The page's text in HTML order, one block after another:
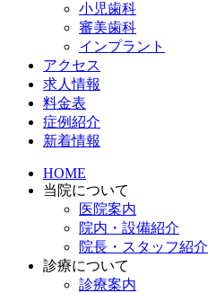
小児歯科
審美歯科
インプラント
アクセス
求人情報
料金表
症例紹介
新着情報
HOME
当院について
医院案内
院内・設備紹介
院長・スタッフ紹介
診療について
診療案内